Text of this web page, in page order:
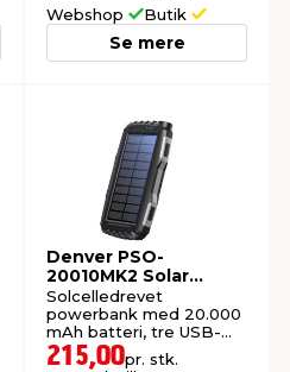
Webshop Butik
Se mere
Denver PSO-
20010MK2 Solar
Powerbank
Solcelledrevet
powerbank med 20.000
mAh batteri, tre USB-
udgange,
lommelygtefunktion og
215,00pr. stk.